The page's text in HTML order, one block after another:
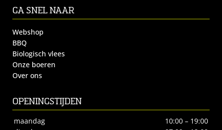
GA SNEL NAAR
Webshop
BBQ
Biologisch vlees
Onze boeren
Over ons
OPENINGSTIJDEN
maandag
10:00 – 19:00